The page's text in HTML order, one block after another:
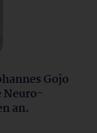
Gojo
Neuro-
an.